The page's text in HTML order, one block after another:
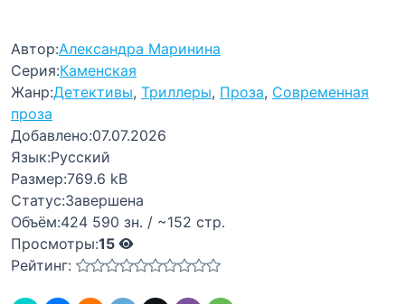
Автор:Александра Маринина
Серия:Каменская
Жанр:Детективы, Триллеры, Проза, Современная
проза
Добавлено:07.07.2026
Язык:Русский
Размер:769.6 kB
Статус:Завершена
Объём:424 590 зн. / ~152 стр.
Просмотры:15
Рейтинг: